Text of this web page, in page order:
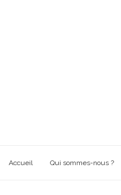
Accueil Qui sommes-nous ?